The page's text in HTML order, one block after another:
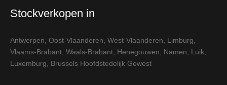
Stockverkopen in
Antwerpen Oost-Vlaanderen West-Vlaanderen Limburg
Vlaams-Brabant Waals-Brabant Henegouwen Namen Luik
Luxemburg
Brussels Hoofdstedelijk Gewest